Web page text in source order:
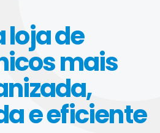
loja de
mais
e eficiente